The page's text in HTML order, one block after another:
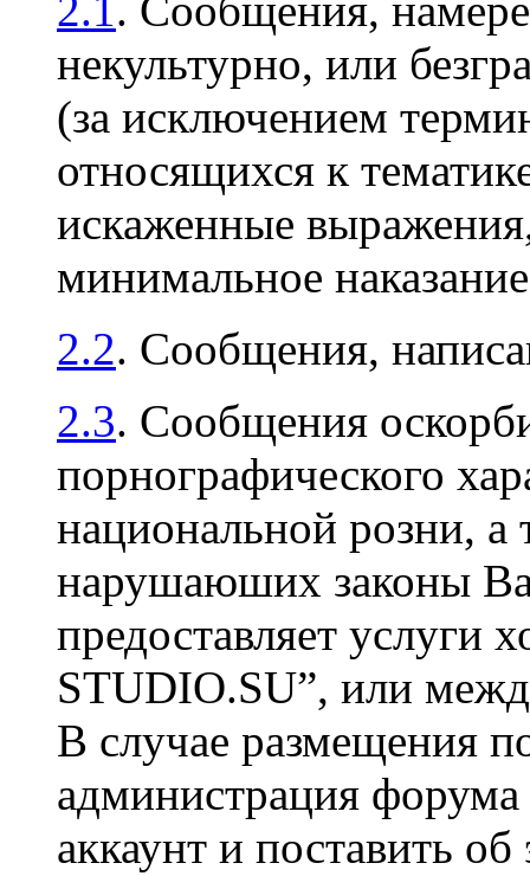
2.1. Сообщения,
некультурно, или
(за исключением
относящихся к
искаженные
минимальное
2.2. Сообщения,
2.3. Сообщения
порнографического
национальной розни, а
нарушаюших законы
предоставляет услуги
STUDIO.SU”, или
В случае размещения
администрация
аккаунт и поставить